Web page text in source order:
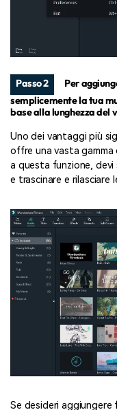
Passo 2
Per
semplicemente la tua
base alla lunghezza del
Uno dei vantaggi più
offre una vasta gamma
a questa funzione, devi
e trascinare e rilasciare
Se desideri